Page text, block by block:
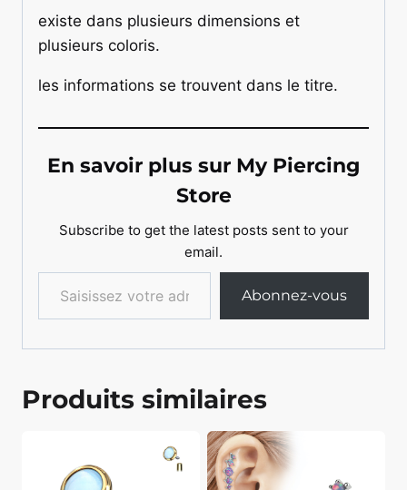
existe dans plusieurs dimensions et
plusieurs coloris.
les informations se trouvent dans le titre.
En savoir plus sur My Piercing
Store
Subscribe to get the latest posts sent to your
email.
Saisissez votre adresse e-mail…
Abonnez-vous
Produits similaires